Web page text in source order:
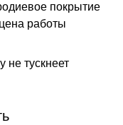
покрытие
работы
не тускнеет